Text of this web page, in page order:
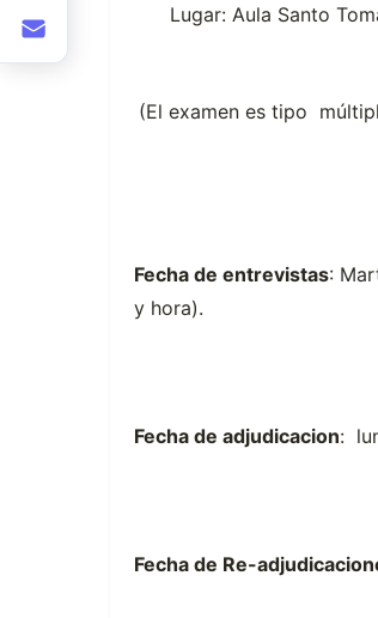
Lugar: Aula Santo
(El examen es tipo
Fecha de entrevistas:
y hora).
Fecha de adjudicacion:
Fecha de Re-